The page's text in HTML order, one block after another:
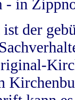
- in
der